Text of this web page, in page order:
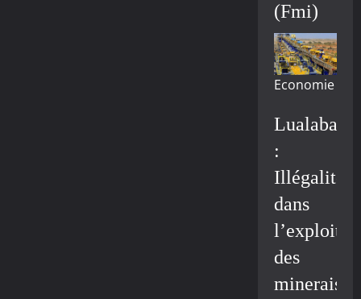
(Fmi)
Economie
Lualaba
:
Illégalité
dans
des
minerais